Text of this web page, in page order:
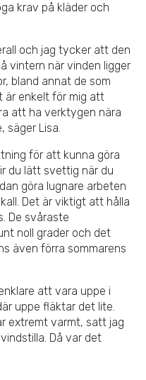
krav på kläder och
och jag tycker att den
vintern när vinden ligger
bland annat de som
är enkelt för mig att
att ha verktygen nära
säger Lisa.
för att kunna göra
du lätt svettig när du
göra lugnare arbeten
Det är viktigt att hålla
De svåraste
noll grader och det
även förra sommarens
att vara uppe i
uppe fläktar det lite.
extremt varmt, satt jag
Då var det